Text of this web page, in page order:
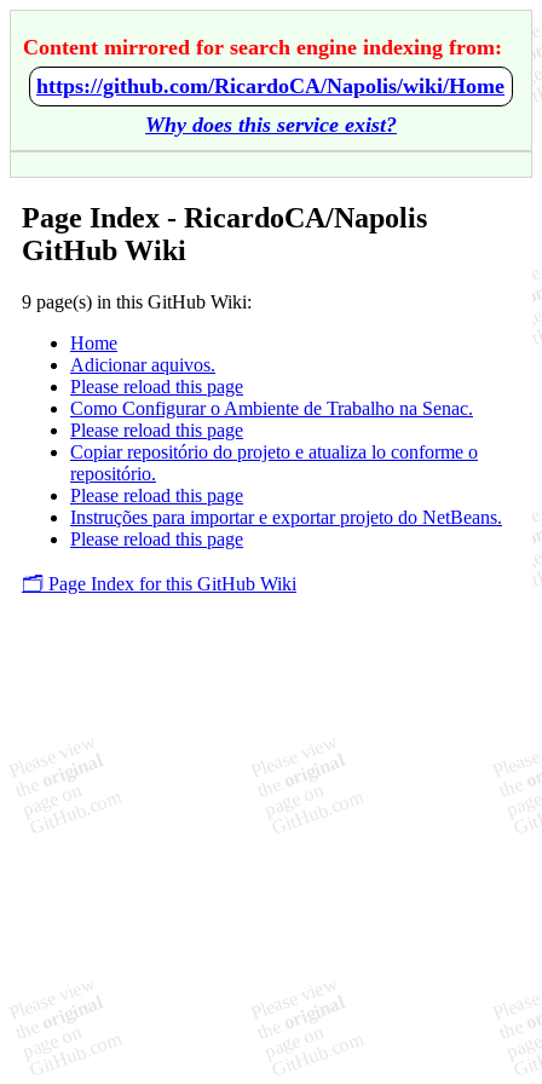
Content mirrored for search engine indexing from:
https://github.com/RicardoCA/Napolis/wiki/Home
Why does this service exist?
Page Index - RicardoCA/Napolis
GitHub Wiki
9 page(s) in this GitHub Wiki:
Home
Adicionar aquivos.
Please reload this page
Como Configurar o Ambiente de Trabalho na Senac.
Please reload this page
Copiar repositório do projeto e atualiza lo conforme o
repositório.
Please reload this page
Instruções para importar e exportar projeto do NetBeans.
Please reload this page
🗂️ Page Index for this GitHub Wiki